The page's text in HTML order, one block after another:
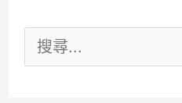
無
搜